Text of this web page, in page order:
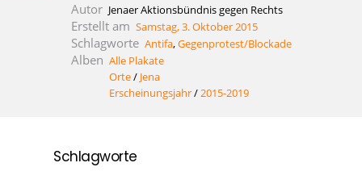
Autor Jenaer Aktionsbündnis gegen Rechts
Erstellt am Samstag, 3. Oktober 2015
Schlagworte Antifa,Gegenprotest/Blockade
Alben Alle Plakate
Orte/ Jena
Erscheinungsjahr/2015-2019
Schlagworte